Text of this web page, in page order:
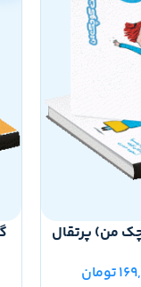
من) پرتقال
تومان